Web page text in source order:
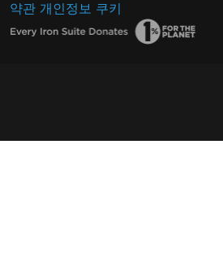
약관 개인정보 쿠키